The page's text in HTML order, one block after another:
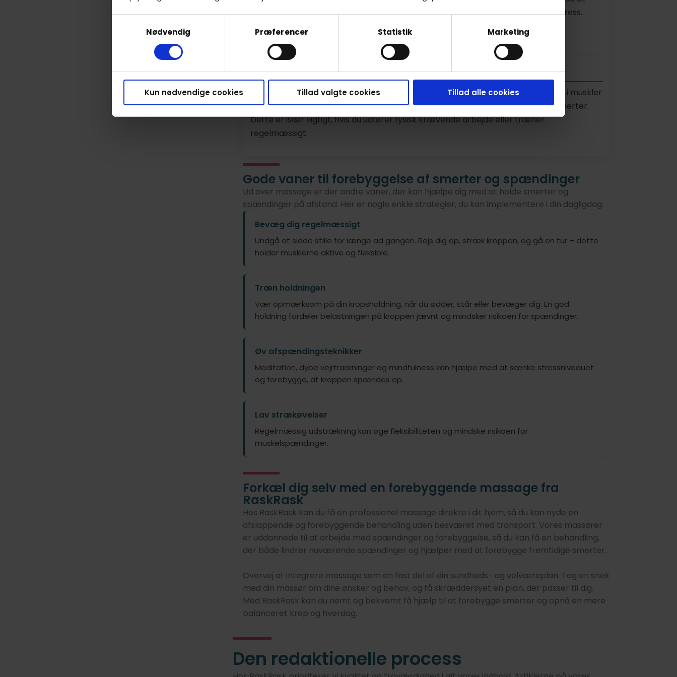
Nødvendig
Præferencer Statistik Marketing
Kun nødvendige cookies Tillad valgte cookies Tillad alle cookies
berolige nervesystemet og mindske spændinger, der kan opstå som følge af stress.
Regelmæssig massage kan dermed virke som en naturlig buffer mod de fysiske
Øger fleksibiliteten og mobiliteten
En massagebehandling kan også bidrage til at øge fleksibiliteten og mobiliteten i muskler
og led. Når musklerne er smidige, mindskes risikoen for skader og belastningssmerter.
Dette er især vigtigt, hvis du udfører fysisk krævende arbejde eller træner
regelmæssigt.
Gode vaner til forebyggelse af smerter og spændinger
Ud over massage er der andre vaner, der kan hjælpe dig med at holde smerter og
spændinger på afstand. Her er nogle enkle strategier, du kan implementere i din dagligdag:
Bevæg dig regelmæssigt
Undgå at sidde stille for længe ad gangen. Rejs dig op, stræk kroppen, og gå en tur – dette
holder musklerne aktive og fleksible.
Træn holdningen
Vær opmærksom på din kropsholdning, når du sidder, står eller bevæger dig. En god
holdning fordeler belastningen på kroppen jævnt og mindsker risikoen for spændinger.
Øv afspændingsteknikker
Meditation, dybe vejrtrækninger og mindfulness kan hjælpe med at sænke stressniveauet
og forebygge, at kroppen spændes op.
Lav strækøvelser
Regelmæssig udstrækning kan øge fleksibiliteten og mindske risikoen for
muskelspændinger.
Forkæl dig selv med en forebyggende massage fra
RaskRask
Hos RaskRask kan du få en professionel massage direkte i dit hjem, så du kan nyde en
afslappende og forebyggende behandling uden besværet med transport. Vores massører
er uddannede til at arbejde med spændinger og forebyggelse, så du kan få en behandling,
der både lindrer nuværende spændinger og hjælper med at forebygge fremtidige smerter.
Overvej at integrere massage som en fast del af din sundheds- og velværeplan. Tag en snak
med din massør om dine ønsker og behov, og få skræddersyet en plan, der passer til dig.
Med RaskRask kan du nemt og bekvemt få hjælp til at forebygge smerter og opnå en mere
balanceret krop og hverdag.
Den redaktionelle process